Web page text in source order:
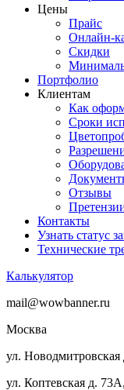
Цены
Прайс
Онлайн-
Скидки
Портфолио
Клиентам
Как
Сроки
Отзывы
Контакты
Узнать статус
Технические
Калькулятор
mail@wowbanner.ru
Москва
ул. Новодмитровская
ул. Коптевская д.